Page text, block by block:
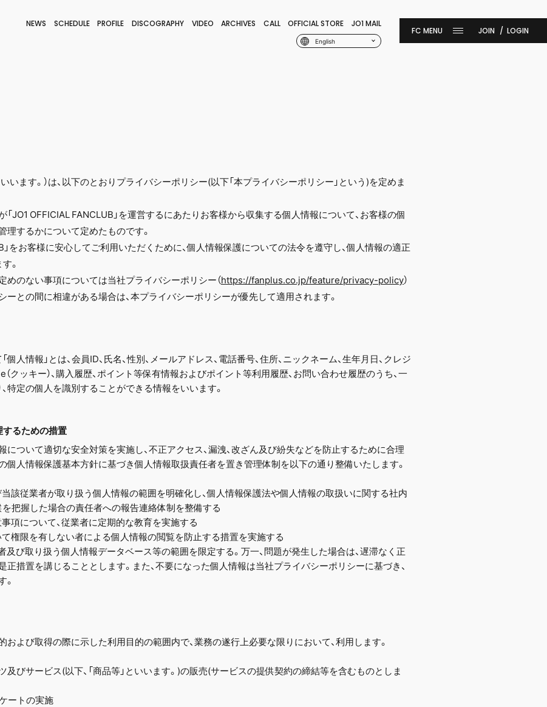
NEWS SCHEDULE PROFILE DISCOGRAPHY VIDEO ARCHIVES CALL OFFICIAL STORE JO1 MAIL
English
JOIN LOGIN
いいます。）は、以下のとおりプライバシーポリシー(以下「本プライバシーポリシー」という)を定めま
「JO1 OFFICIAL FANCLUB」を運営するにあたりお客様から収集する個人情報について、お客様の個
理するかについて定めたものです。
」をお客様に安心してご利用いただくために、個人情報保護についての法令を遵守し、個人情報の適正
。
めのない事項については当社プライバシーポリシー（https://fanplus.co.jp/feature/privacy-policy）
ーとの間に相違がある場合は、本プライバシーポリシーが優先して適用されます。
人情報」とは、会員ID、氏名、性別、メールアドレス、電話番号、住所、ニックネーム、生年月日、クレジ
クッキー）、購入履歴、ポイント等保有情報およびポイント等利用履歴、お問い合わせ履歴のうち、一
特定の個人を識別することができる情報をいいます。
るための措置
について適切な安全対策を実施し、不正アクセス、漏洩、改ざん及び紛失などを防止するために合理
個人情報保護基本方針に基づき個人情報取扱責任者を置き管理体制を以下の通り整備いたします。
該従業者が取り扱う個人情報の範囲を明確化し、個人情報保護法や個人情報の取扱いに関する社内
把握した場合の責任者への報告連絡体制を整備する
項について、従業者に定期的な教育を実施する
権限を有しない者による個人情報の閲覧を防止する措置を実施する
び取り扱う個人情報データベース等の範囲を限定する。万一、問題が発生した場合は、遅滞なく正
正措置を講じることとします。また、不要になった個人情報は当社プライバシーポリシーに基づき、
。
および取得の際に示した利用目的の範囲内で、業務の遂行上必要な限りにおいて、利用します。
及びサービス(以下、「商品等」といいます。)の販売(サービスの提供契約の締結等を含むものとしま
ートの実施